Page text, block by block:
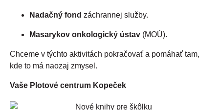
Nadačný fond záchrannej služby.
Masarykov onkologický ústav (MOÚ).
Chceme v týchto aktivitách pokračovať a pomáhať tam,
kde to má naozaj zmysel.
Vaše Plotové centrum Kopeček